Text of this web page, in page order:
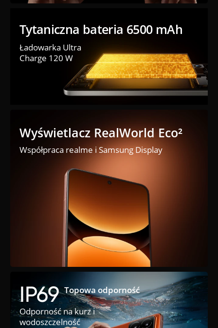
Odporność na kurz i
wodoszczelność
IP69 Topowa odporność
Wyświetlacz RealWorld Eco²
Współpraca realme i Samsung Display
Tytaniczna bateria 6500 mAh
Ładowarka Ultra
Charge 120 W